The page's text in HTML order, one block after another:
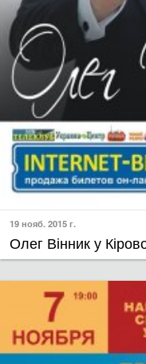
19 нояб. 2015 г.
Олег Вінник у